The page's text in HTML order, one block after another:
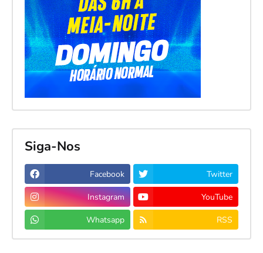
Siga-Nos
Facebook Twitter
Instagram YouTube
Whatsapp RSS